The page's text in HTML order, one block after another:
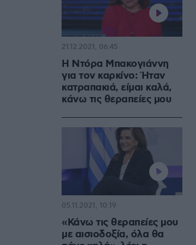
Η Ντόρα Μπακογιάννη
για τον καρκίνο: Ήταν
κατραπακιά, είμαι καλά,
κάνω τις θεραπείες μου
21.12.2021, 06:45
«Κάνω τις θεραπείες μου
με αισιοδοξία, όλα θα
05.11.2021, 10:19